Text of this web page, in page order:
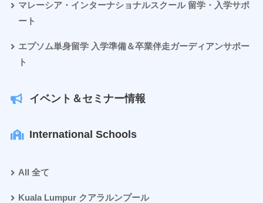
マレーシア・インターナショナルスクール 留学・入学サポ
ート
エプソム単身留学 入学準備＆卒業伴走ガーディアンサポー
ト
イベント＆セミナー情報
International Schools
All 全て
Kuala Lumpur クアラルンプール